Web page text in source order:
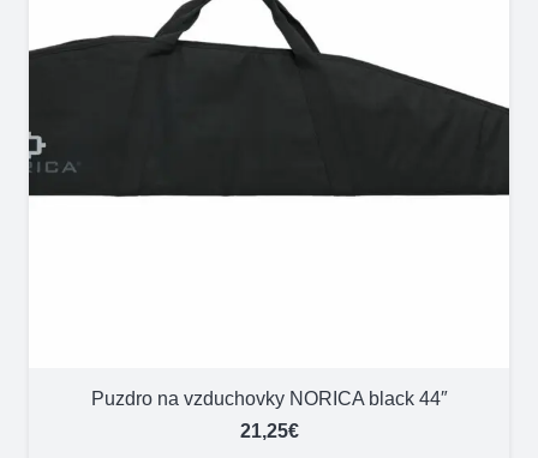
Puzdro na vzduchovky NORICA black 44″
21,25€